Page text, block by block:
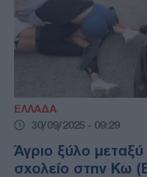
ΕΛΛΑΔΑ
30/09/2025 - 09:29
Άγριο ξύλο
σχολείο στην Κω